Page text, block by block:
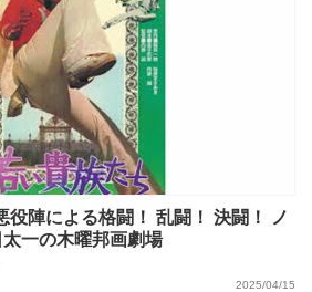
役陣による格闘！ 乱闘！ 決闘！ ノ
一の木曜邦画劇場
2025/04/15